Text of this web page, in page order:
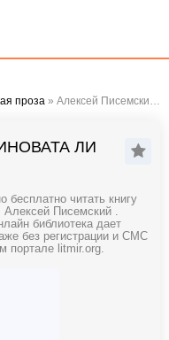
проза » Алексей Писемский - Виновата ли она
ЛИ
читать книгу
Алексей Писемский .
библиотека дает
без регистрации и СМС
портале litmir.org.